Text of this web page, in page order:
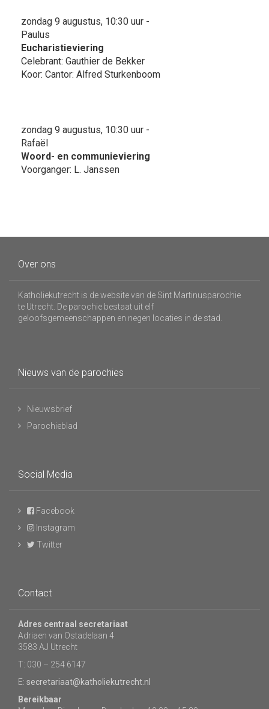
zondag 9 augustus, 10:30 uur -
Paulus
Eucharistieviering
Celebrant: Gauthier de Bekker
Koor: Cantor: Alfred Sturkenboom
zondag 9 augustus, 10:30 uur -
Rafaël
Woord- en communieviering
Voorganger: L. Janssen
Over ons
Katholiekutrecht is de website van de Sint Martinusparochie
te Utrecht. De parochie bestaat uit elf
geloofsgemeenschappen en negen locaties in de stad.
Nieuws van de parochies
Nieuwsbrief
Parochieblad
Social Media
Facebook
Instagram
Twitter
Contact
Adres centraal secretariaat
Adriaen van Ostadelaan 4
3583 AJ Utrecht
T: 030 – 254 6147
E: secretariaat@katholiekutrecht.nl
Bereikbaar